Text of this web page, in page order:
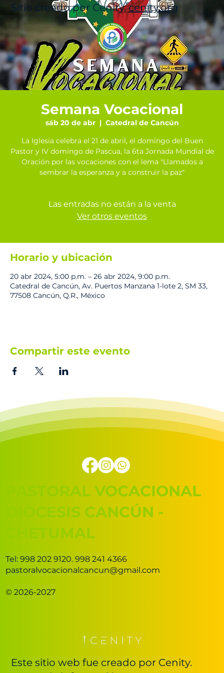
Sitio creado por Cenity.cenity.org
Semana Vocacional
sáb 20 de abr
  |
Catedral de Cancún
La Iglesia celebra el 21 de abril, el domingo del Buen
Pastor y IV domingo de Pascua, la 6ta Jornada Mundial de
Oración por las vocaciones con el lema "Llamados a
sembrar la esperanza y a construir la paz"
Las entradas no están a la venta
Ver otros eventos
Horario y ubicación
20 abr 2024, 5:00 p.m. – 26 abr 2024, 9:00 p.m.
Catedral de Cancún, Av. Puertos Manzana 1-lote 2, SM 33,
77508 Cancún, Q.R., México
Compartir este evento
Este sitio web fue creado por Cenity.
PASTORAL VOCACIONAL
DIÓCESIS CANCÚN -
CHETUMAL
Tel: 998 202 9120. 998 241 4366
pastoralvocacionalcancun@gmail.com
© 2026-2027